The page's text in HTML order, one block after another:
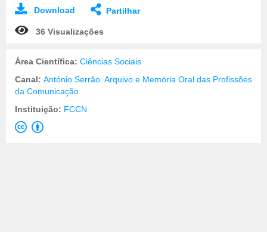
Download Partilhar
36 Visualizações
Área Científica: Ciências Sociais
Canal: António Serrão. Arquivo e Memória Oral das Profissões
da Comunicação
Instituição: FCCN